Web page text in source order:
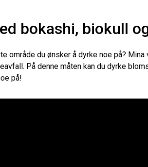
bokashi, biokull
område du ønsker å dyrke noe på?
På denne måten kan du dyrke
på!